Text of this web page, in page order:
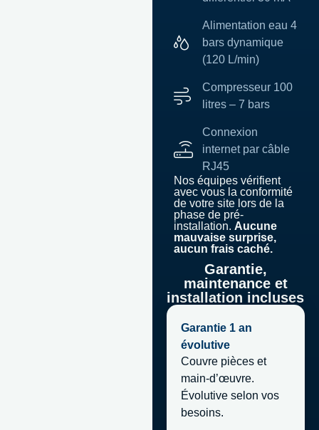
Alimentation eau 4
bars dynamique
(120 L/min)
Compresseur 100
litres – 7 bars
Connexion
internet par câble
RJ45
Nos équipes vérifient
avec vous la conformité
de votre site lors de la
phase de pré-
installation. Aucune
mauvaise surprise,
aucun frais caché.
Garantie,
maintenance et
installation incluses
Garantie 1 an
évolutive
Couvre pièces et
main-d’œuvre.
Évolutive selon vos
besoins.